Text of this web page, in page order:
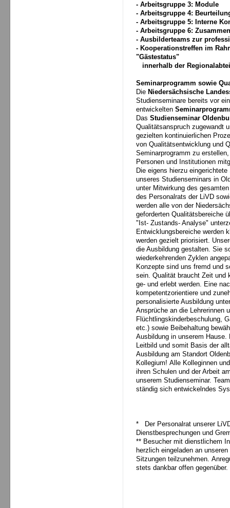
- Arbeitsgruppe 3: Module
- Arbeitsgruppe 4:
- Arbeitsgruppe 5: Interne
- Arbeitsgruppe 6:
- Ausbilderteams zur
- Kooperationstreffen im
"Gästestatus"
innerhalb der
Seminarprogramm sowie
Die Niedersächsische
Studienseminare bereits vor
entwickelten
Das Studienseminar
Qualitätsanspruch zugewandt
gezielten kontinuierlichen
von Qualitätsentwicklung und
Seminarprogramm zu
Personen und Institutionen
Die eigens hierzu
unseres Studienseminars in
unter Mitwirkung des
des Personalrats der LiVD
werden alle von der
geforderten Qualitätsbereiche
"Ist- Zustands- Analyse"
Entwicklungsbereiche werden
werden gezielt priorisiert.
die Ausbildung gestalten. Sie
wiederkehrenden Zyklen
Konzepte sind uns fremd und
sein. Qualität braucht Zeit und
ge- und erlebt werden. Eine
kompetentzorientiere und
personalisierte Ausbildung
Ansprüche an die Lehrerinnen
Flüchtlingskinderbeschulung,
etc.) sowie Beibehaltung
Ausbildung in unserem
Leitbild und somit Basis der
Ausbildung am Standort
Kollegium! Alle Kolleginnen
ihren Schulen und der Arbeit
unserem Studienseminar.
ständig sich entwickelndes
* Der Personalrat unserer
Dienstbesprechungen und
** Besucher mit dienstlichem
herzlich eingeladen an
Sitzungen teilzunehmen.
stets dankbar offen gegenüber.